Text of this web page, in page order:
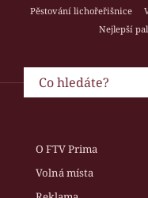
Pěstování lichořeřišnice
Nejlepší
O FTV Prima
Volná místa